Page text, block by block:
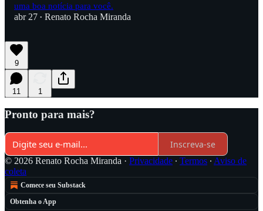
uma boa notícia para você.
abr 27 • Renato Rocha Miranda
9
11 1
Pronto para mais?
Inscreva-se
© 2026 Renato Rocha Miranda · Privacidade ∙ Termos ∙ Aviso de
coleta
Comece seu Substack
Obtenha o App